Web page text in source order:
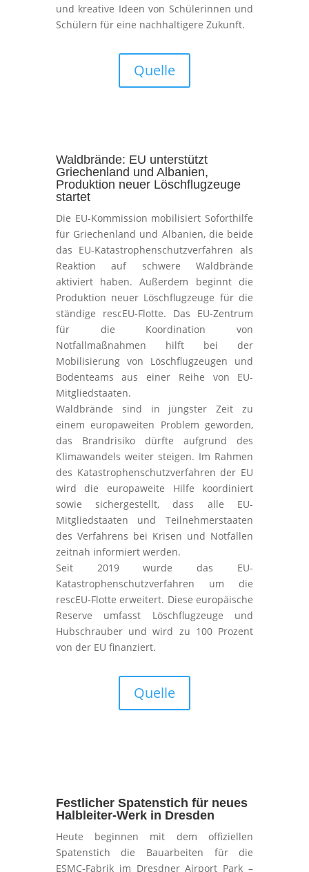
und kreative Ideen von Schülerinnen und
Schülern für eine nachhaltigere Zukunft.
Quelle
Waldbrände: EU unterstützt
Griechenland und Albanien,
Produktion neuer Löschflugzeuge
startet
Die EU-Kommission mobilisiert Soforthilfe
für Griechenland und Albanien, die beide
das EU-Katastrophenschutzverfahren als
Reaktion auf schwere Waldbrände
aktiviert haben. Außerdem beginnt die
Produktion neuer Löschflugzeuge für die
ständige rescEU-Flotte. Das EU-Zentrum
für die Koordination von
Notfallmaßnahmen hilft bei der
Mobilisierung von Löschflugzeugen und
Bodenteams aus einer Reihe von EU-
Mitgliedstaaten.
Waldbrände sind in jüngster Zeit zu
einem europaweiten Problem geworden,
das Brandrisiko dürfte aufgrund des
Klimawandels weiter steigen. Im Rahmen
des Katastrophenschutzverfahren der EU
wird die europaweite Hilfe koordiniert
sowie sichergestellt, dass alle EU-
Mitgliedstaaten und Teilnehmerstaaten
des Verfahrens bei Krisen und Notfällen
zeitnah informiert werden.
Seit 2019 wurde das EU-
Katastrophenschutzverfahren um die
rescEU-Flotte erweitert. Diese europäische
Reserve umfasst Löschflugzeuge und
Hubschrauber und wird zu 100 Prozent
von der EU finanziert.
Quelle
Festlicher Spatenstich für neues
Halbleiter-Werk in Dresden
Heute beginnen mit dem offiziellen
Spatenstich die Bauarbeiten für die
ESMC-Fabrik im Dresdner Airport Park –